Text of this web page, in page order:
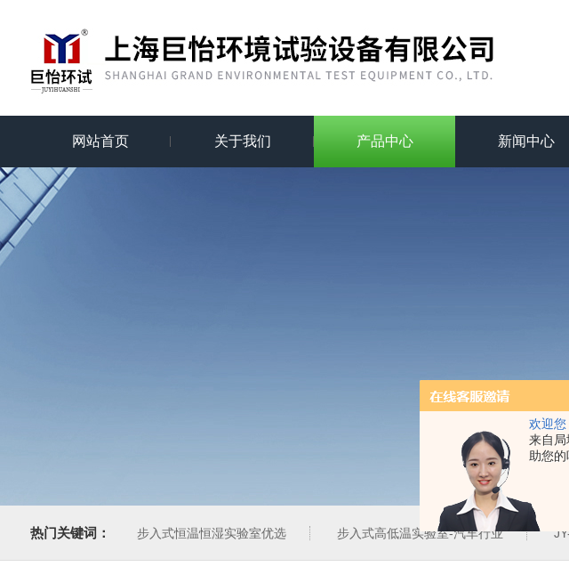
欢迎您
来自
助您的
网站首页 关于我们 产品中心 新闻中心
热门关键词： 步入式恒温恒湿实验室优选 步入式高低温实验室-汽车行业